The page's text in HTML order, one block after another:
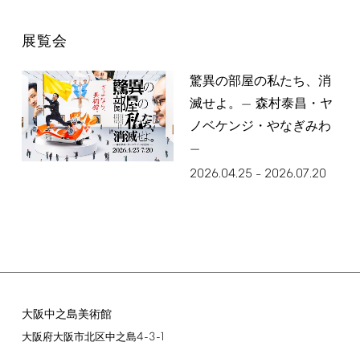
展覧会
驚異の部屋の私たち、消
滅せよ。— 森村泰昌・ヤ
ノベケンジ・やなぎみわ
—
2026.04.25 – 2026.07.20
大阪中之島美術館
大阪府大阪市北区中之島4-3-1